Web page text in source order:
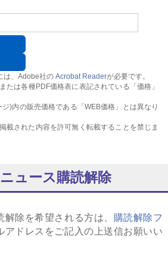
は、Adobe社の Acrobat Readerが必要です。
たは各種PDF価格表に表記されている「価格」
)内の販売価格である「WEB価格」とは異なり
載された内容を許可無く転載することを禁じま
ュース購読解除
除を希望される方は、 購読解除フ
アドレスをご記入の上送信お願いい